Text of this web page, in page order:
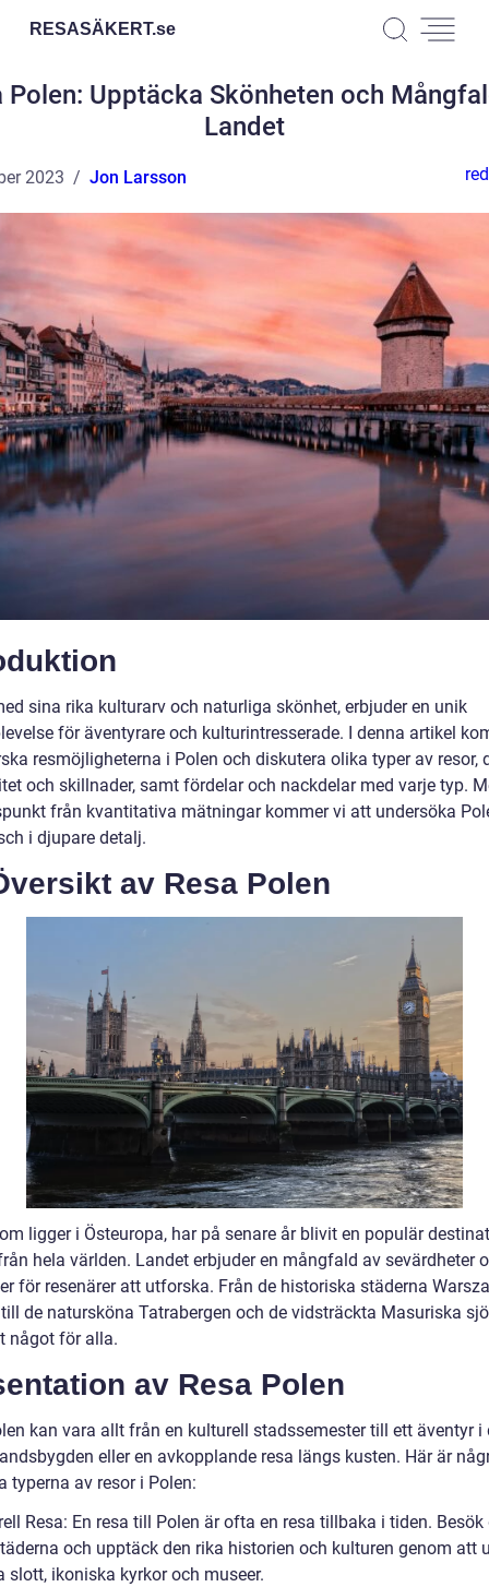
RESASÄKERT.se
Polen: Upptäcka Skönheten och
Landet
2023 Jon Larsson
sina rika kulturarv och naturliga skönhet, erbjuder en unik
för äventyrare och kulturintresserade. I denna artikel
resmöjligheterna i Polen och diskutera olika typer av resor,
och skillnader, samt fördelar och nackdelar med varje typ.
från kvantitativa mätningar kommer vi att undersöka
i djupare detalj.
av Resa Polen
ligger i Östeuropa, har på senare år blivit en populär
hela världen. Landet erbjuder en mångfald av sevärdheter
för resenärer att utforska. Från de historiska städerna
de natursköna Tatrabergen och de vidsträckta Masuriska
något för alla.
av Resa Polen
kan vara allt från en kulturell stadssemester till ett äventyr i
eller en avkopplande resa längs kusten. Här är
typerna av resor i Polen:
Resa: En resa till Polen är ofta en resa tillbaka i tiden. Besök
och upptäck den rika historien och kulturen genom att
slott, ikoniska kyrkor och museer.